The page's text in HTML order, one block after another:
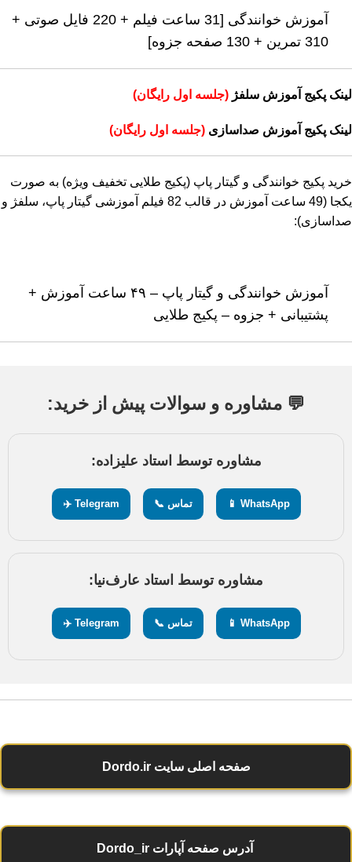
آموزش خوانندگی [31 ساعت فیلم + 220 فایل صوتی +
310 تمرین + 130 صفحه جزوه]
لینک پکیج آموزش سلفژ (جلسه اول رایگان)
لینک پکیج آموزش صداسازی (جلسه اول رایگان)
خرید پکیج خوانندگی و گیتار پاپ (پکیج طلایی تخفیف ویژه) به صورت
یکجا (49 ساعت آموزش در قالب 82 فیلم آموزشی گیتار پاپ، سلفژ و
صداسازی):
آموزش خوانندگی و گیتار پاپ – ۴۹ ساعت آموزش +
پشتیبانی + جزوه – پکیج طلایی
💬 مشاوره و سوالات پیش از خرید:
مشاوره توسط استاد علیزاده:
WhatsApp 📱 تماس 📞 Telegram ✈️
مشاوره توسط استاد عارف‌نیا:
WhatsApp 📱 تماس 📞 Telegram ✈️
صفحه اصلی سایت Dordo.ir
آدرس صفحه آپارات Dordo_ir